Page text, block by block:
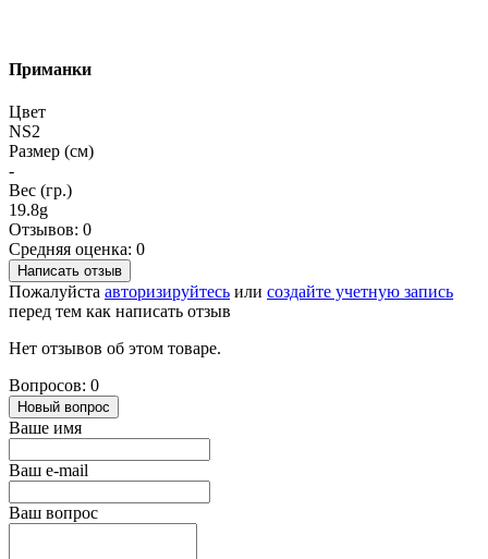
Приманки
Цвет
NS2
Размер (см)
-
Вес (гр.)
19.8g
Отзывов: 0
Средняя оценка: 0
Написать отзыв
Пожалуйста авторизируйтесь или создайте учетную запись
перед тем как написать отзыв
Нет отзывов об этом товаре.
Вопросов: 0
Новый вопрос
Ваше имя
Ваш e-mail
Ваш вопрос